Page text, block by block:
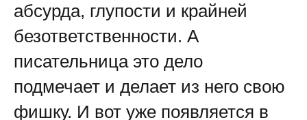
абсурда, глупости и крайней
безответственности. А
писательница это дело
подмечает и делает из него свою
фишку. И вот уже появляется в